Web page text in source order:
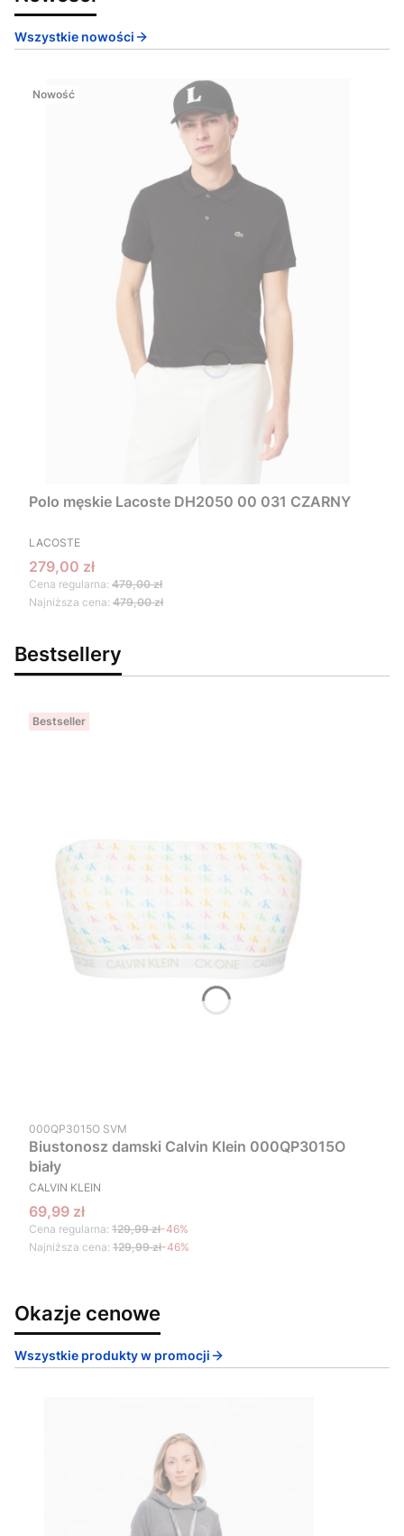
Wszystkie nowości
Nowość
Polo męskie Lacoste DH2050 00 031 CZARNY
PRODUCENT
LACOSTE
Cena promocyjna
279,00 zł
Cena regularna: 479,00 zł
Najniższa cena: 479,00 zł
Bestsellery
Bestseller
Kod produktu
000QP3015O SVM
Biustonosz damski Calvin Klein 000QP3015O
biały
PRODUCENT
CALVIN KLEIN
Cena promocyjna
69,99 zł
Cena regularna: 129,99 zł-46%
Najniższa cena: 129,99 zł-46%
Okazje cenowe
Wszystkie produkty w promocji